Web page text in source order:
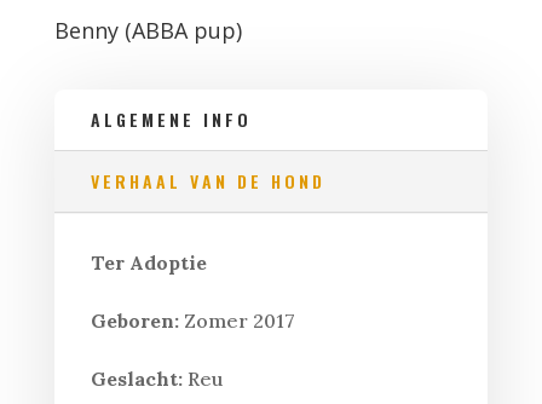
Benny (ABBA pup)
ALGEMENE INFO
VERHAAL VAN DE HOND
Ter Adoptie
Geboren:Zomer 2017
Geslacht:Reu